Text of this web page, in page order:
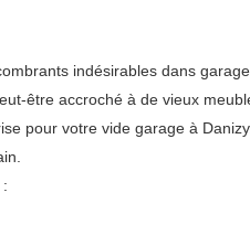
indésirables dans
être accroché à de vieux
pour votre vide garage à